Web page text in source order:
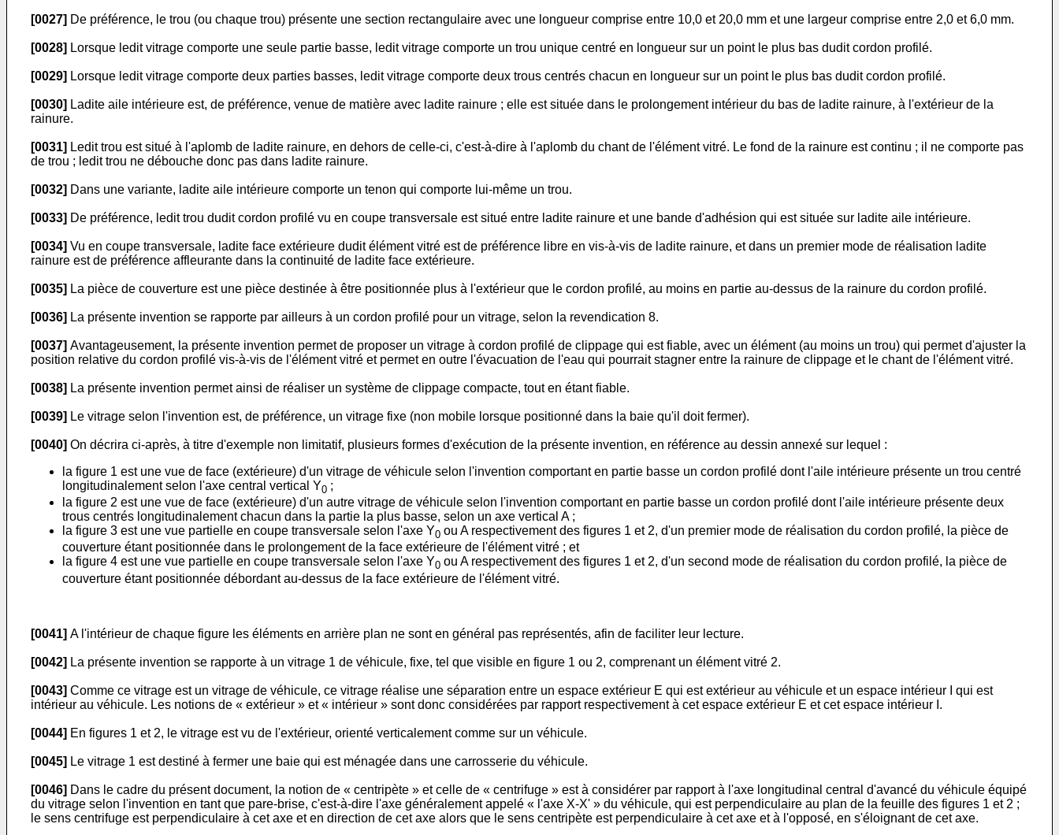
[0027] De préférence, le trou (ou chaque trou) présente une section rectangulaire avec une longueur comprise entre 10,0 et 20,0 mm et une largeur comprise entre 2,0 et 6,0 mm.
[0028] Lorsque ledit vitrage comporte une seule partie basse, ledit vitrage comporte un trou unique centré en longueur sur un point le plus bas dudit cordon profilé.
[0029] Lorsque ledit vitrage comporte deux parties basses, ledit vitrage comporte deux trous centrés chacun en longueur sur un point le plus bas dudit cordon profilé.
[0030] Ladite aile intérieure est, de préférence, venue de matière avec ladite rainure ; elle est située dans le prolongement intérieur du bas de ladite rainure, à l'extérieur de la
rainure.
[0031] Ledit trou est situé à l'aplomb de ladite rainure, en dehors de celle-ci, c'est-à-dire à l'aplomb du chant de l'élément vitré. Le fond de la rainure est continu ; il ne comporte pas
de trou ; ledit trou ne débouche donc pas dans ladite rainure.
[0032] Dans une variante, ladite aile intérieure comporte un tenon qui comporte lui-même un trou.
[0033] De préférence, ledit trou dudit cordon profilé vu en coupe transversale est situé entre ladite rainure et une bande d'adhésion qui est située sur ladite aile intérieure.
[0034] Vu en coupe transversale, ladite face extérieure dudit élément vitré est de préférence libre en vis-à-vis de ladite rainure, et dans un premier mode de réalisation ladite
rainure est de préférence affleurante dans la continuité de ladite face extérieure.
[0035] La pièce de couverture est une pièce destinée à être positionnée plus à l'extérieur que le cordon profilé, au moins en partie au-dessus de la rainure du cordon profilé.
[0036] La présente invention se rapporte par ailleurs à un cordon profilé pour un vitrage, selon la revendication 8.
[0037] Avantageusement, la présente invention permet de proposer un vitrage à cordon profilé de clippage qui est fiable, avec un élément (au moins un trou) qui permet d'ajuster la
position relative du cordon profilé vis-à-vis de l'élément vitré et permet en outre l'évacuation de l'eau qui pourrait stagner entre la rainure de clippage et le chant de l'élément vitré.
[0038] La présente invention permet ainsi de réaliser un système de clippage compacte, tout en étant fiable.
[0039] Le vitrage selon l'invention est, de préférence, un vitrage fixe (non mobile lorsque positionné dans la baie qu'il doit fermer).
[0040] On décrira ci-après, à titre d'exemple non limitatif, plusieurs formes d'exécution de la présente invention, en référence au dessin annexé sur lequel :
la figure 1 est une vue de face (extérieure) d'un vitrage de véhicule selon l'invention comportant en partie basse un cordon profilé dont l'aile intérieure présente un trou centré
longitudinalement selon l'axe central vertical Y0 ;
la figure 2 est une vue de face (extérieure) d'un autre vitrage de véhicule selon l'invention comportant en partie basse un cordon profilé dont l'aile intérieure présente deux
trous centrés longitudinalement chacun dans la partie la plus basse, selon un axe vertical A ;
la figure 3 est une vue partielle en coupe transversale selon l'axe Y0 ou A respectivement des figures 1 et 2, d'un premier mode de réalisation du cordon profilé, la pièce de
couverture étant positionnée dans le prolongement de la face extérieure de l'élément vitré ; et
la figure 4 est une vue partielle en coupe transversale selon l'axe Y0 ou A respectivement des figures 1 et 2, d'un second mode de réalisation du cordon profilé, la pièce de
couverture étant positionnée débordant au-dessus de la face extérieure de l'élément vitré.
[0041] A l'intérieur de chaque figure les éléments en arrière plan ne sont en général pas représentés, afin de faciliter leur lecture.
[0042] La présente invention se rapporte à un vitrage 1 de véhicule, fixe, tel que visible en figure 1 ou 2, comprenant un élément vitré 2.
[0043] Comme ce vitrage est un vitrage de véhicule, ce vitrage réalise une séparation entre un espace extérieur E qui est extérieur au véhicule et un espace intérieur I qui est
intérieur au véhicule. Les notions de « extérieur » et « intérieur » sont donc considérées par rapport respectivement à cet espace extérieur E et cet espace intérieur I.
[0044] En figures 1 et 2, le vitrage est vu de l'extérieur, orienté verticalement comme sur un véhicule.
[0045] Le vitrage 1 est destiné à fermer une baie qui est ménagée dans une carrosserie du véhicule.
[0046] Dans le cadre du présent document, la notion de « centripète » et celle de « centrifuge » est à considérer par rapport à l'axe longitudinal central d'avancé du véhicule équipé
du vitrage selon l'invention en tant que pare-brise, c'est-à-dire l'axe généralement appelé « l'axe X-X' » du véhicule, qui est perpendiculaire au plan de la feuille des figures 1 et 2 ;
le sens centrifuge est perpendiculaire à cet axe et en direction de cet axe alors que le sens centripète est perpendiculaire à cet axe et à l'opposé, en s'éloignant de cet axe.